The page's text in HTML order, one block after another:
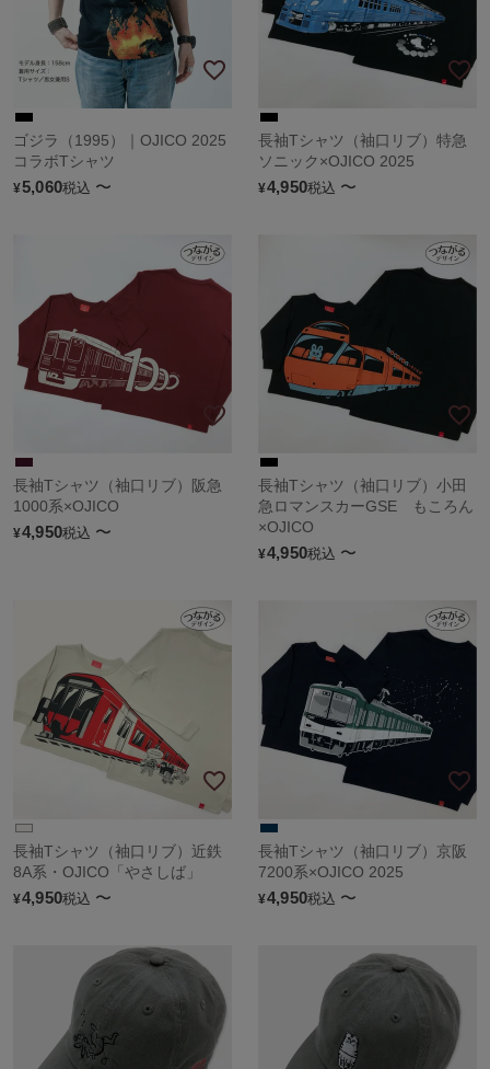
ゴジラ（1995）｜OJICO 2025
コラボTシャツ
¥5,060税込 〜
長袖Tシャツ（袖口リブ）特急
ソニック×OJICO 2025
¥4,950税込 〜
長袖Tシャツ（袖口リブ）阪急
1000系×OJICO
¥4,950税込 〜
長袖Tシャツ（袖口リブ）小田
急ロマンスカーGSE もころん
×OJICO
¥4,950税込 〜
長袖Tシャツ（袖口リブ）近鉄
8A系・OJICO「やさしば」
¥4,950税込 〜
長袖Tシャツ（袖口リブ）京阪
7200系×OJICO 2025
¥4,950税込 〜